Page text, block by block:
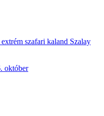
szafari kaland Szalay
október